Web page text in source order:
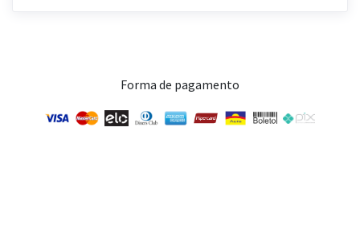
Forma de pagamento